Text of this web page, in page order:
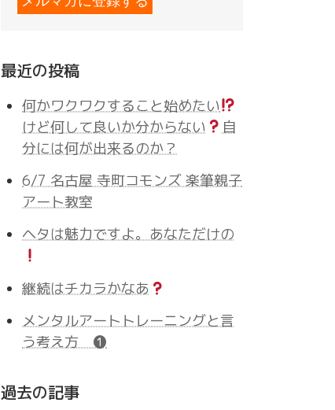
最近の投稿
何かワクワクすること始めたい
けど何して良いか分からない
自
分には何が出来るのか？
6/7 名古屋 寺町コモンズ 楽筆親子
アート教室
ヘタは魅力ですよ。あなただけの
継続はチカラかなあ
メンタルアートトレーニングと言
う考え方 ❶
過去の記事